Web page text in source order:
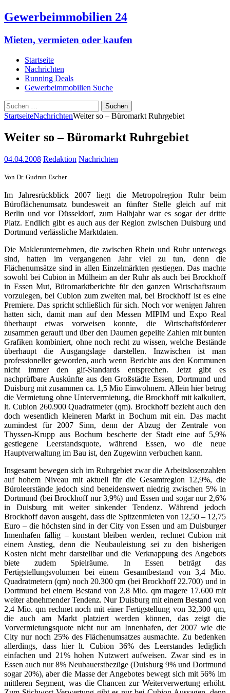
Gewerbeimmobilien 24
Mieten, vermieten oder kaufen
Startseite
Nachrichten
Running Deals
Gewerbeimmobilien Suche
Suchen
nach:
StartseiteNachrichtenWeiter so – Büromarkt Ruhrgebiet
Weiter so – Büromarkt Ruhrgebiet
04.04.2008 Redaktion Nachrichten
Von Dr. Gudrun Escher
Im Jahresrückblick 2007 liegt die Metropolregion Ruhr beim
Büroflächenumsatz bundesweit an fünfter Stelle gleich auf mit
Berlin und vor Düsseldorf, zum Halbjahr war es sogar der dritte
Platz. Endlich gibt es auch aus der Region zwischen Duisburg und
Dortmund verlässliche Marktdaten.
Die Maklerunternehmen, die zwischen Rhein und Ruhr unterwegs
sind, hatten im vergangenen Jahr viel zu tun, denn die
Flächenumsätze sind in allen Einzelmärkten gestiegen. Das machte
sowohl bei Cubion in Mülheim an der Ruhr als auch bei Brockhoff
in Essen Mut, Büromarktberichte für den ganzen Wirtschaftsraum
vorzulegen, bei Cubion zum zweiten mal, bei Brockhoff ist es eine
Premiere. Das spricht schließlich für sich. Noch vor wenigen Jahren
hatten sich, damit man auf den Messen MIPIM und Expo Real
überhaupt etwas vorweisen konnte, die Wirtschaftsförderer
zusammen gerauft und über den Daumen gepeilte Zahlen mit bunten
Grafiken kombiniert, ohne noch recht zu wissen, welche Bestände
überhaupt die Ausgangslage darstellen. Inzwischen ist man
professioneller geworden, auch wenn Berichte aus den Kommunen
nicht immer den gif-Standards entsprechen. Jetzt gibt es
nachprüfbare Auskünfte aus den Großstädte Essen, Dortmund und
Duisburg mit zusammen ca. 1,5 Mio Einwohnern. Allein hier betrug
die Vermietung ohne Untervermietung, die Brockhoff mit kalkuliert,
lt. Cubion 260.900 Quadratmeter (qm). Brockhoff bezieht auch den
doch wesentlich kleineren Markt in Bochum mit ein. Das macht
zumindest für 2007 Sinn, denn der Abzug der Zentrale von
Thyssen-Krupp aus Bochum bescherte der Stadt eine auf 5,9%
gestiegene Leerstandsquote, während Essen, wo die neue
Hauptverwaltung im Bau ist, den Zugewinn verbuchen kann.
Insgesamt bewegen sich im Ruhrgebiet zwar die Arbeitslosenzahlen
auf hohem Niveau mit aktuell für die Gesamtregion 12,9%, die
Büroleerstände jedoch sind beneidenswert niedrig zwischen 5% in
Dortmund (bei Brockhoff nur 3,9%) und Essen und sogar nur 2,6%
in Duisburg mit weiter sinkender Tendenz. Während jedoch
Brockhoff davon ausgeht, dass die Spitzenmieten von 12,50 – 12,75
Euro – die höchsten sind in der City von Essen und am Duisburger
Innenhafen fällig – konstant bleiben werden, rechnet Cubion mit
einem Anstieg, denn die Neubauleistung sei zu den bisherigen
Kosten nicht mehr darstellbar und die Verknappung des Angebots
biete zudem Spielräume. In Essen beträgt das
Fertigstellungsvolumen bei einem Gesamtbestand von 3,4 Mio.
Quadratmetern (qm) noch 20.300 qm (bei Brockhoff 22.700) und in
Dortmund bei einem Bestand von 2,8 Mio. qm magere 17.600 mit
weiter abnehmender Tendenz. Nur Duisburg mit einem Bestand von
2,4 Mio. qm rechnet noch mit einer Fertigstellung von 32,300 qm,
die auch am Markt platziert werden können, das zeigt die
Vorvermietungsquote nicht nur am Innenhafen, der 2007 wie die
City nur noch 25% des Flächenumsatzes ausmachte. Zu bedenken
allerdings, dass hier lt. Cubion 36% des Leerstandes lediglich
einfachen und 21% hohen Nutzwert aufweisen. Zwar sind es in
Essen auch nur 8% Neubauerstbezüge (Duisburg 9% und Dortmund
sogar 20%), aber die Masse der Angebotes bewegt sich mit 56% im
mittleren Segment, was die Chancen zur Weiterverwertung erhöht.